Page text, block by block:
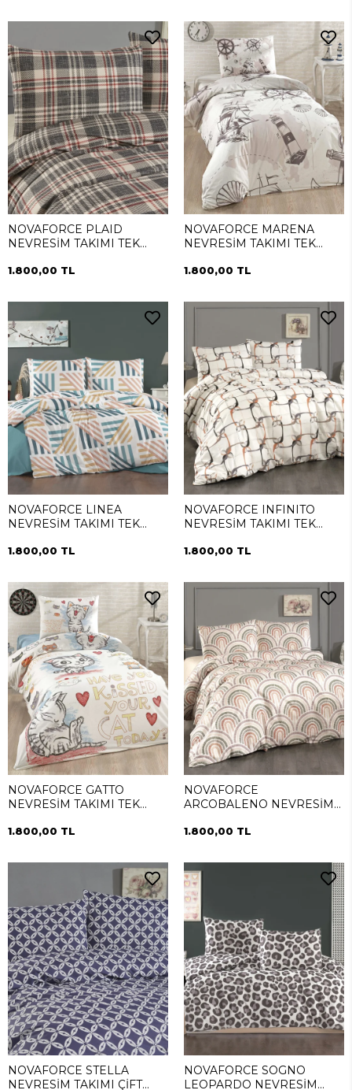
NOVAFORCE PLAID
NEVRESİM TAKIMI TEK
1.800,00 TL
NOVAFORCE MARENA
NEVRESİM TAKIMI TEK
1.800,00 TL
NOVAFORCE LINEA
NEVRESİM TAKIMI TEK
1.800,00 TL
NOVAFORCE INFINITO
NEVRESİM TAKIMI TEK
1.800,00 TL
NOVAFORCE GATTO
NEVRESİM TAKIMI TEK
1.800,00 TL
NOVAFORCE
ARCOBALENO NEVRESİM
1.800,00 TL
NOVAFORCE STELLA
NEVRESİM TAKIMI ÇİFT
NOVAFORCE SOGNO
LEOPARDO NEVRESİM